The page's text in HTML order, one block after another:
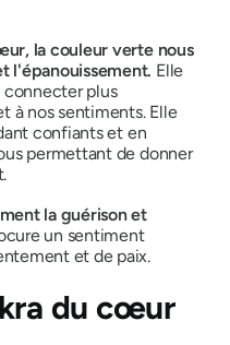
la couleur verte nous
l'épanouissement. Elle
connecter plus
à nos sentiments. Elle
confiants et en
permettant de donner
la guérison et
un sentiment
et de paix.
du cœur